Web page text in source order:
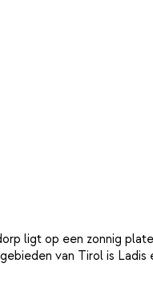
comfortabele
ligt op een zonnig
van Tirol is